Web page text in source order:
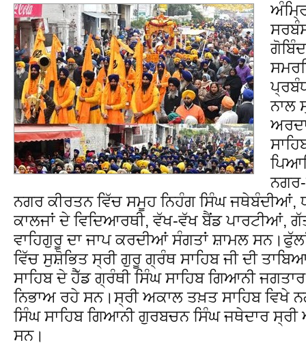
ਨਾਲ
ਨਗਰ ਕੀਰਤਨ ਵਿੱਚ ਸਮੂਹ ਨਿਹੰਗ ਸਿੰਘ ਜਥੇਬੰਦੀਆਂ,
ਕਾਲਜਾਂ ਦੇ ਵਿਦਿਆਰਥੀ, ਵੱਖ-ਵੱਖ ਬੈਂਡ ਪਾਰਟੀਆਂ,
ਵਾਹਿਗੁਰੂ ਦਾ ਜਾਪ ਕਰਦੀਆਂ ਸੰਗਤਾਂ ਸ਼ਾਮਲ
ਵਿੱਚ ਸੁਸ਼ੋਭਿਤ ਸ੍ਰੀ ਗੁਰੂ ਗ੍ਰੰਥ ਸਾਹਿਬ ਜੀ ਦੀ
ਸਾਹਿਬ ਦੇ ਹੈੱਡ ਗ੍ਰੰਥੀ ਸਿੰਘ ਸਾਹਿਬ ਗਿਆਨੀ
ਨਿਭਾਅ ਰਹੇ ਸਨ।ਸ੍ਰੀ ਅਕਾਲ ਤਖ਼ਤ ਸਾਹਿਬ ਵਿਖੇ
ਸਿੰਘ ਸਾਹਿਬ ਗਿਆਨੀ ਗੁਰਬਚਨ ਸਿੰਘ ਜਥੇਦਾਰ ਸ੍ਰੀ
ਸਨ।